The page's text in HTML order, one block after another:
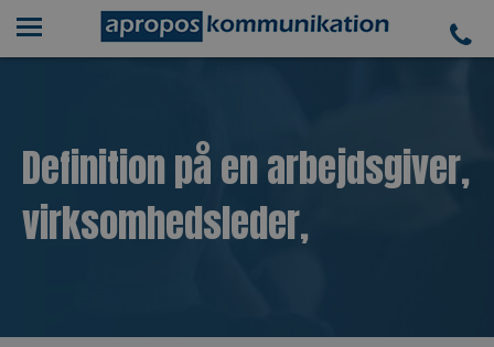
Definition på en arbejdsgiver,
virksomhedsleder,